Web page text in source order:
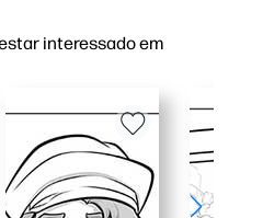
interessado em